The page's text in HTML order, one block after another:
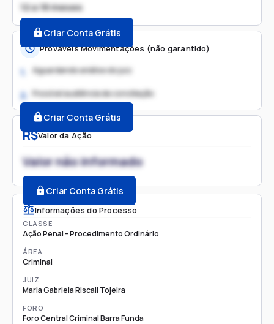
R$Valor da Ação
Valor não informado
Criar Conta Grátis
Informações do Processo
CLASSE
Ação Penal - Procedimento Ordinário
ÁREA
Criminal
JUIZ
Maria Gabriela Riscali Tojeira
FORO
Foro Central Criminal Barra Funda
12 a 18 meses
Criar Conta Grátis
Prováveis Movimentações (não garantido)
1. Aguardando análise do juiz
2. Possível audiência de conciliação
Criar Conta Grátis